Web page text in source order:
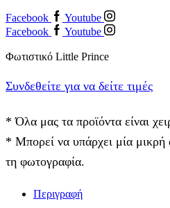
Facebook
Youtube
Facebook
Youtube
Φωτιστικό Little Prince
Συνδεθείτε για να δείτε τιμές
* Όλα μας τα προϊόντα είναι
* Μπορεί να υπάρχει μία
τη φωτογραφία.
Περιγραφή